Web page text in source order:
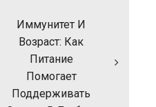
Иммунитет И
Возраст: Как
Питание
Помогает
Поддерживать